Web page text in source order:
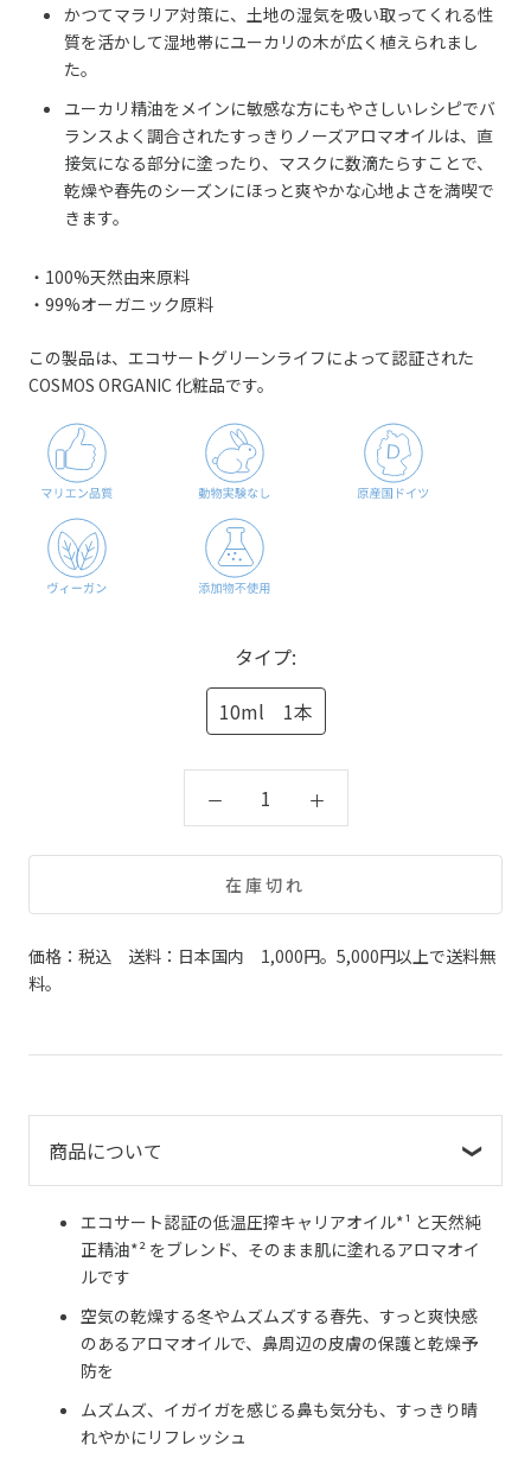
かつてマラリア対策に、土地の湿気を吸い取ってくれる性
質を活かして湿地帯にユーカリの木が広く植えられまし
た。
ユーカリ精油をメインに敏感な方にもやさしいレシピでバ
ランスよく調合されたすっきりノーズアロマオイルは、直
接気になる部分に塗ったり、マスクに数滴たらすことで、
乾燥や春先のシーズンにほっと爽やかな心地よさを満喫で
きます。
・100%天然由来原料
・99%オーガニック原料
この製品は、エコサートグリーンライフによって認証された
COSMOS ORGANIC 化粧品です。
タイプ:
10ml 1本
在庫切れ
価格：税込 送料：日本国内 1,000円。5,000円以上で送料無
料。
商品について
エコサート認証の低温圧搾キャリアオイル*¹ と天然純
正精油*² をブレンド、そのまま肌に塗れるアロマオイ
ルです
空気の乾燥する冬やムズムズする春先、すっと爽快感
のあるアロマオイルで、鼻周辺の皮膚の保護と乾燥予
防を
ムズムズ、イガイガを感じる鼻も気分も、すっきり晴
れやかにリフレッシュ